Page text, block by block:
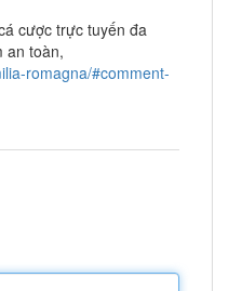
cược trực tuyến đa
an toàn,
romagna/#comment-